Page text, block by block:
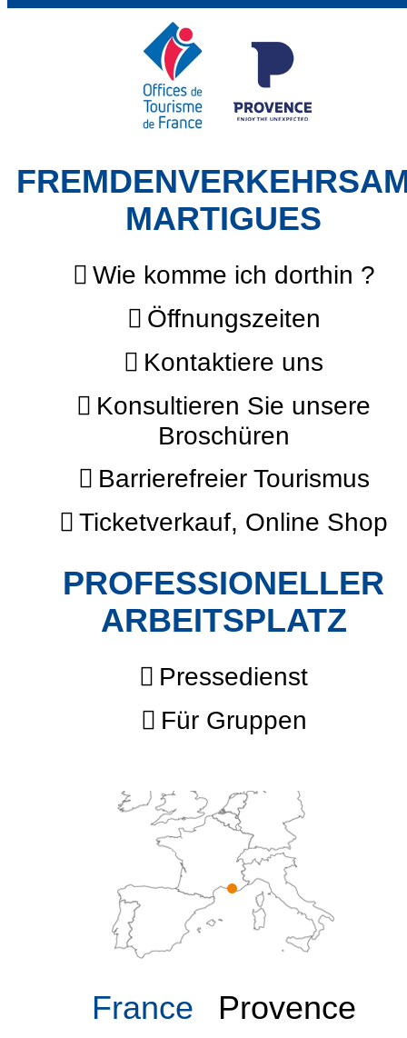
MARTIGUES
Wie komme ich dorthin ?
Öffnungszeiten
Kontaktiere uns
Konsultieren Sie unsere
Broschüren
Barrierefreier Tourismus
Ticketverkauf, Online Shop
PROFESSIONELLER
ARBEITSPLATZ
Pressedienst
Für Gruppen
France Provence